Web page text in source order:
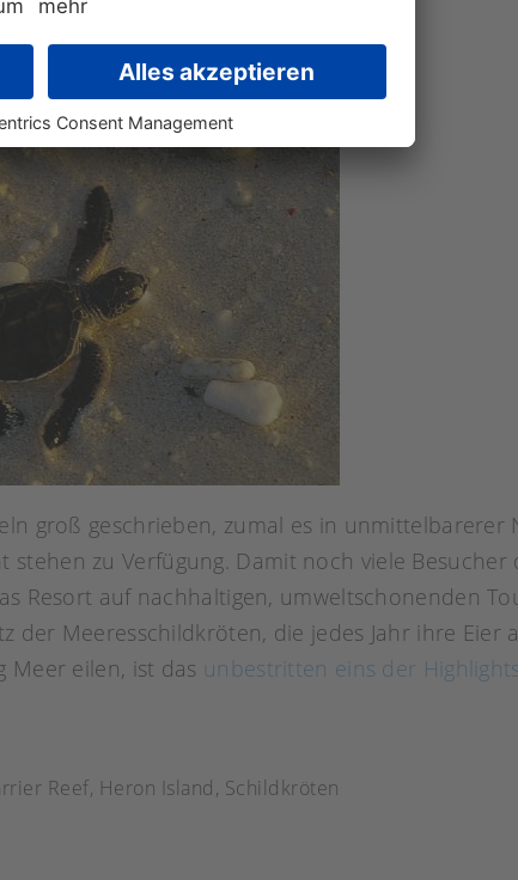
groß geschrieben, zumal es in unmittelbarerer
zu Verfügung. Damit noch viele Besucher
Resort auf nachhaltigen, umweltschonenden
Meeresschildkröten, die jedes Jahr ihre Eier
Meer eilen, ist das unbestritten eins der
Reef, Heron Island, Schildkröten